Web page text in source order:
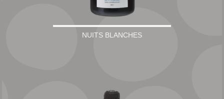
NUITS BLANCHES